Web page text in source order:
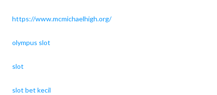
https://www.mcmichaelhigh.org/
olympus slot
slot
slot bet kecil